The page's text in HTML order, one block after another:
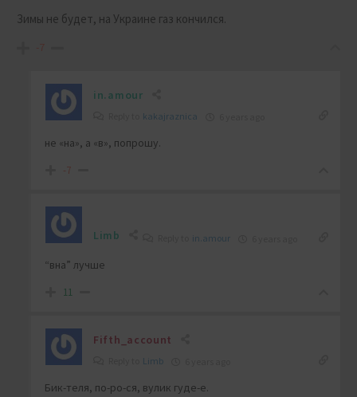
Зимы не будет, на Украине газ кончился.
in.amour
kakajraznica
не «на», а «в», попрошу.
-7
Limb in.amour
“вна” лучше
11
Fifth_account
Limb
Бик-теля, по-ро-ся, вулик гуде-е.